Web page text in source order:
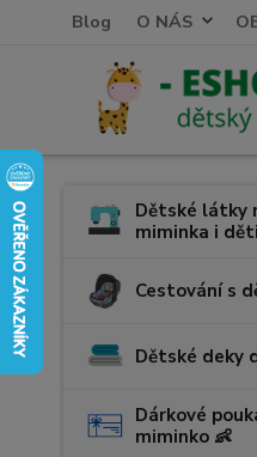
Blog O NÁS
Dětské látky
miminka i
Cestování s
Dětské deky
Dárkové
miminko 👶